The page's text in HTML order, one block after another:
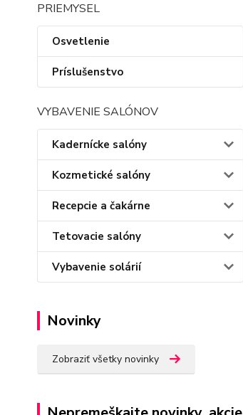
PRIEMYSEL
Osvetlenie
Príslušenstvo
VYBAVENIE SALÓNOV
Kadernícke salóny
Kozmetické salóny
Recepcie a čakárne
Tetovacie salóny
Vybavenie solárií
Novinky
Zobraziť všetky novinky